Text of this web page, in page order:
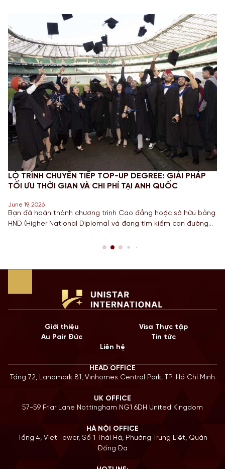
LỘ TRÌNH CHUYỂN TIẾP TOP-UP DEGREE: GIẢI PHÁP
TỐI ƯU THỜI GIAN VÀ CHI PHÍ TẠI ANH QUỐC
June 19, 2026
Bạn đã hoàn thành chương trình Cao đẳng hoặc sở hữu bằng
HND (Higher National Diploma) và đang tìm kiếm con đường
Quốc gia có nền giáo dục hàng đầu? Lộ trình chuyển tiếp
Giới thiệu
Visa Thực tập
Au Pair Đức
Tin tức
Liên hệ
HEAD OFFICE
Tầng 72, Landmark 81, Vinhomes Central Park, TP. Hồ Chí Minh
UK OFFICE
57-59 Friar Lane Nottingham NG1 6DH United Kingdom
HÀ NỘI OFFICE
Tầng 4, Viet Tower, Số 1 Thái Hà, Phường Trung Liệt, Quận
Đống Đa